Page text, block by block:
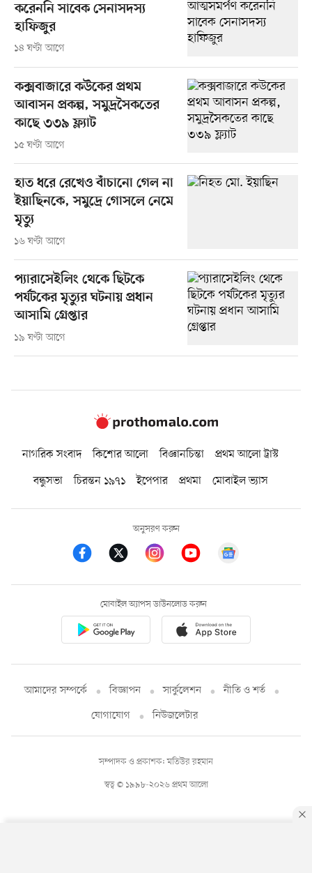
করেননি সাবেক সেনাসদস্য
হাফিজুর
১৪ ঘণ্টা আগে
কক্সবাজারে কউকের প্রথম
আবাসন প্রকল্প, সমুদ্রসৈকতের
কাছে ৩৩৯ ফ্ল্যাট
১৫ ঘণ্টা আগে
হাত ধরে রেখেও বাঁচানো গেল না
ইয়াছিনকে, সমুদ্রে গোসলে নেমে
মৃত্যু
১৬ ঘণ্টা আগে
প্যারাসেইলিং থেকে ছিটকে
পর্যটকের মৃত্যুর ঘটনায় প্রধান
আসামি গ্রেপ্তার
১৯ ঘণ্টা আগে
নাগরিক সংবাদ কিশোর আলো বিজ্ঞানচিন্তা
প্রথম আলো ট্রাস্ট
বন্ধুসভা
চিরন্তন ১৯৭১ ইপেপার প্রথমা মোবাইল ভ্যাস
অনুসরণ করুন
মোবাইল অ্যাপস ডাউনলোড করুন
আমাদের সম্পর্কে বিজ্ঞাপন সার্কুলেশন
নীতি ও শর্ত
যোগাযোগ
নিউজলেটার
স্বত্ব © ১৯৯৮-২০২৬ প্রথম আলো
সম্পাদক ও প্রকাশক: মতিউর রহমান